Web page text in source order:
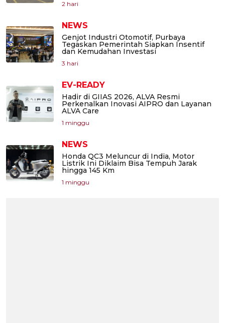
2 hari
NEWS
Genjot Industri Otomotif, Purbaya
Tegaskan Pemerintah Siapkan Insentif
dan Kemudahan Investasi
3 hari
EV-READY
Hadir di GIIAS 2026, ALVA Resmi
Perkenalkan Inovasi AIPRO dan Layanan
ALVA Care
1 minggu
NEWS
Honda QC3 Meluncur di India, Motor
Listrik Ini Diklaim Bisa Tempuh Jarak
hingga 145 Km
1 minggu